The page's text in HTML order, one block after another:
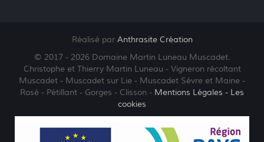
Réalisé par Anthrasite Création
© 2017 - 2026 Domaine Martin Luneau Muscadet.
Christophe et Thierry Martin Luneau - Vigneron récoltant
Muscadet - Muscadet sur Lie - Muscadet Sèvre et Maine -
Rosé - Pétillant - Gorges - Clisson - Mentions Légales - Les
cookies